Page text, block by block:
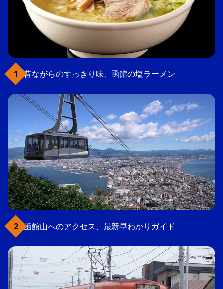
昔ながらのすっきり味、函館の塩ラーメン
函館山へのアクセス、最新早わかりガイド